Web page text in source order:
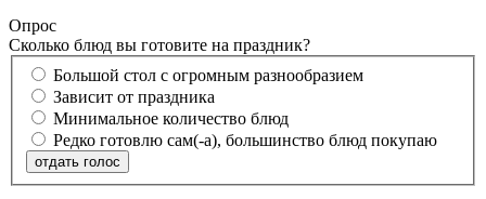
Опрос
Сколько блюд вы готовите на праздник?
Большой стол с огромным разнообразием
Зависит от праздника
Минимальное количество блюд
Редко готовлю сам(-а), большинство блюд покупаю
отдать голос